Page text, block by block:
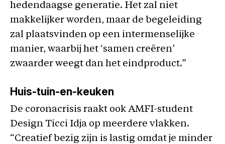
hedendaagse generatie. Het zal niet
makkelijker worden, maar de begeleiding
zal plaatsvinden op een intermenselijke
manier, waarbij het ‘samen creëren’
zwaarder weegt dan het eindproduct.”
Huis-tuin-en-keuken
De coronacrisis raakt ook AMFI-student
Design Ticci Idja op meerdere vlakken.
“Creatief bezig zijn is lastig omdat je minder